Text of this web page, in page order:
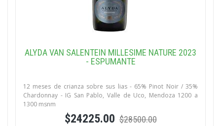
ALYDA VAN SALENTEIN MILLESIME NATURE 2023
- ESPUMANTE
12 meses de crianza sobre sus lias - 65% Pinot Noir / 35%
Chardonnay - IG San Pablo, Valle de Uco, Mendoza 1200 a
1300 msnm
$24225.00 $28500.00